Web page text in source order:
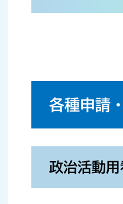
各種申請
政治活動